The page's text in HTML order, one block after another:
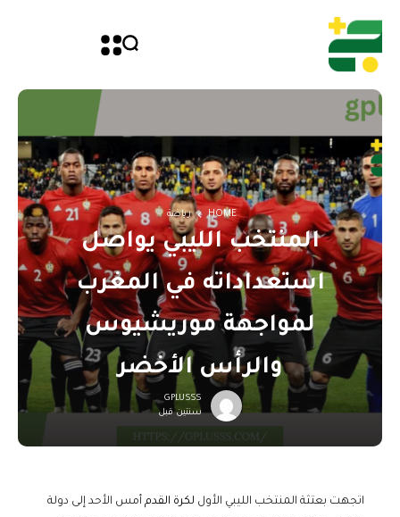
HOME رياضة
المنتخب الليبي يواصل
استعداداته في المغرب
لمواجهة موريشيوس
والرأس الأخضر
GPLUSSS
سنتين قبل
اتجهت بعتثة المنتخب الليبي الأول لكرة القدم أمس الأحد إلى دولة